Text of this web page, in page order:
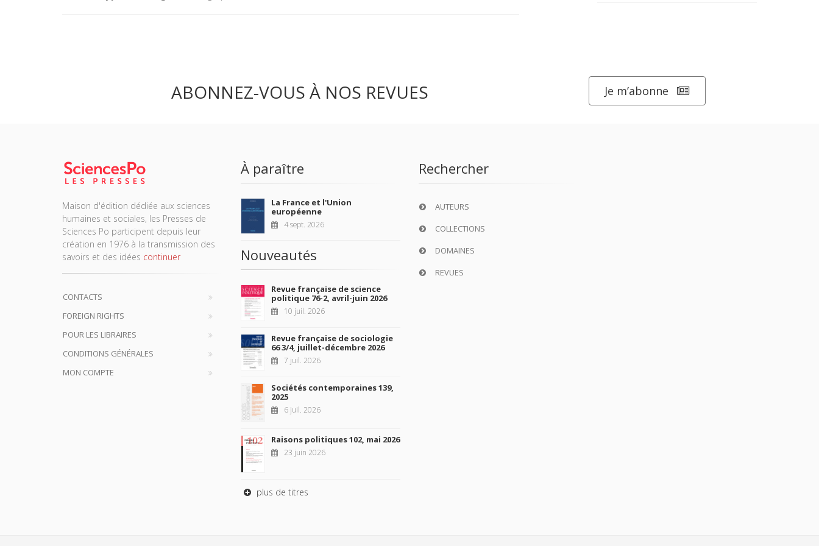
ABONNEZ-VOUS À NOS REVUES Je m’abonne
Maison d'édition dédiée aux sciences
humaines et sociales, les Presses de
Sciences Po participent depuis leur
création en 1976 à la transmission des
savoirs et des idées continuer
CONTACTS
FOREIGN RIGHTS
POUR LES LIBRAIRES
CONDITIONS GÉNÉRALES
MON COMPTE
À paraître
La France et l'Union
européenne
4 sept. 2026
Nouveautés
Revue française de science
politique 76-2, avril-juin 2026
10 juil. 2026
Revue française de sociologie
66 3/4, juillet-décembre 2026
7 juil. 2026
Sociétés contemporaines 139,
2025
6 juil. 2026
Raisons politiques 102, mai 2026
23 juin 2026
plus de titres
Rechercher
AUTEURS
COLLECTIONS
DOMAINES
REVUES